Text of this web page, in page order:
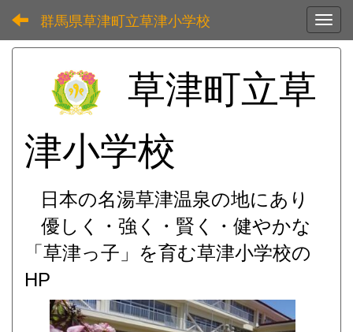
群馬県草津町立草津小学校
草津町立草
津小学校
日本の名湯草津温泉の地にあり
優しく・強く・賢く・健やかな
「草津っ子」を育む草津小学校の
HP